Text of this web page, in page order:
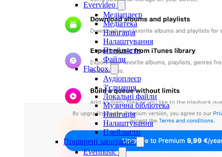
Evervideo
Медіаплеєр
Медіатека
Навігація
Налаштування
Плейлисти
Файли
Flacbox
Аудіоплеєр
З'єднання
Локальні файли
Музична бібліотека
Навігація
Налаштування
Плейлисти
Поширені запитання
Evermusic